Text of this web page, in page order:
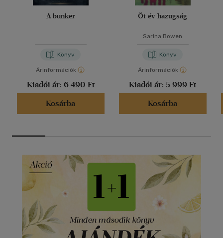
A bunker
Könyv
Árinformációk
Kiadói ár: 6 490 Ft
Kosárba
Öt év hazugság
Sarina Bowen
Könyv
Árinformációk
Kiadói ár: 5 999 Ft
Kosárba